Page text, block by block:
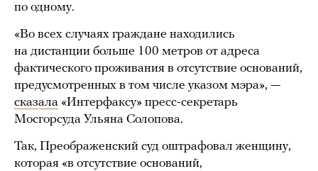
по одному.
«Во всех случаях граждане находились
на дистанции больше 100 метров от адреса
фактического проживания в отсутствие оснований,
предусмотренных в том числе указом мэра», —
сказала «Интерфаксу» пресс-секретарь
Мосгорсуда Ульяна Солопова.
Так, Преображенский суд оштрафовал женщину,
которая «в отсутствие оснований,